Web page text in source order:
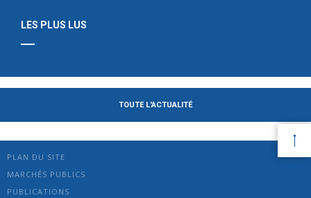
LES PLUS LUS
TOUTE L'ACTUALITÉ
PLAN DU SITE
MARCHÉS PUBLICS
PUBLICATIONS